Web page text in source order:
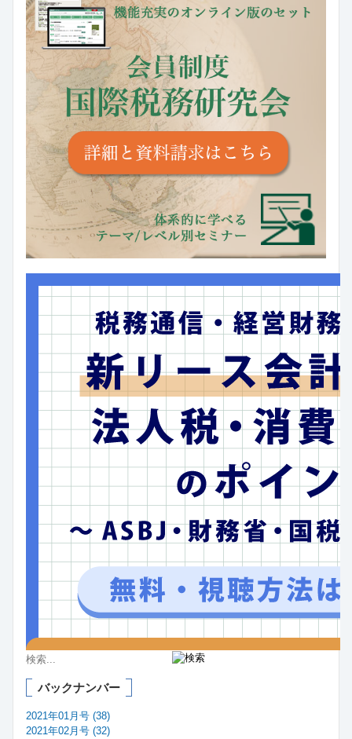
バックナンバー
2021年01月号 (38)
2021年02月号 (32)